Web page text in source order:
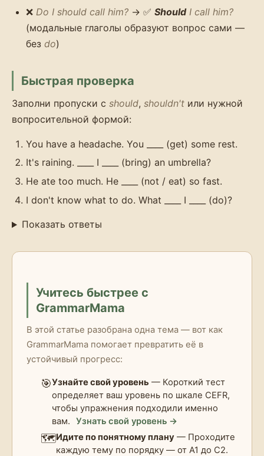
❌ Do I should call him? → ✅ ShouldI call him?
(модальные глаголы образуют вопрос сами —
без do)
Быстрая проверка
Заполни пропуски с should, shouldn't или нужной
вопросительной формой:
You have a headache. You ____ (get) some rest.
It's raining. ____ I ____ (bring) an umbrella?
He ate too much. He ____ (not / eat) so fast.
I don't know what to do. What ____ I ____ (do)?
Показать ответы
Учитесь быстрее с
GrammarMama
В этой статье разобрана одна тема — вот как
GrammarMama помогает превратить её в
устойчивый прогресс:
🎯Узнайте свой уровень — Короткий тест
определяет ваш уровень по шкале CEFR,
чтобы упражнения подходили именно
вам.
Узнать свой уровень →
🗺️Идите по понятному плану — Проходите
каждую тему по порядку — от A1 до C2.